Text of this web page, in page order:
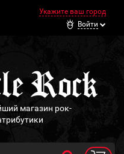
Укажите ваш город
Войти
магазин рок-